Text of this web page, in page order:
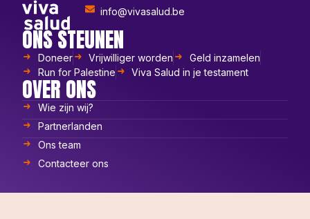
info@vivasalud.be
ONS STEUNEN
Doneer Vrijwilliger worden
Geld inzamelen
Run for Palestine
Viva Salud in je testament
OVER ONS
Wie zijn wij?
Partnerlanden
Ons team
Contacteer ons